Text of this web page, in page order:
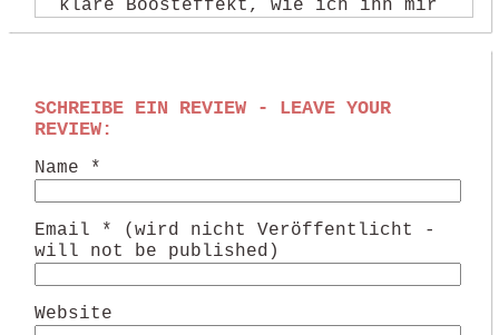
klare Boosteffekt, wie ich ihn mir
DOPPEL ELKTROBOOSTER) klingt jetzt
endlich nach Jahren des
Gitarrensound so wie ich das will.
Cheers,
Comment by Fuzzomazz — 17. August
SCHREIBE EIN REVIEW - LEAVE YOUR
REVIEW:
Name *
Email * (wird nicht Veröffentlicht -
will not be published)
Website